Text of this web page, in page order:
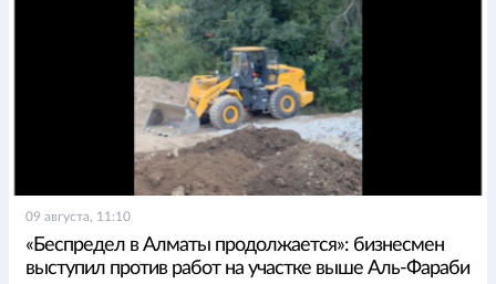
09 августа, 11:10
«Беспредел в Алматы продолжается»: бизнесмен
выступил против работ на участке выше Аль-Фараби